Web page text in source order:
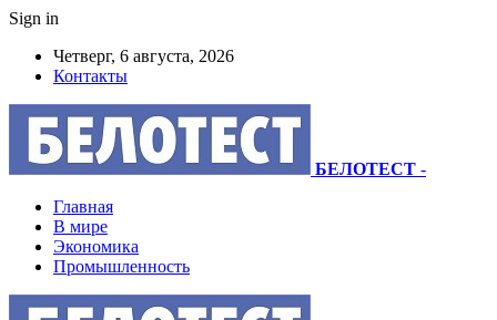
Sign in
Четверг, 6 августа, 2026
Контакты
БЕЛОТЕСТ -
Главная
В мире
Экономика
Промышленность